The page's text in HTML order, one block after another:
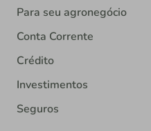
Para seu agronegócio
Conta Corrente
Crédito
Investimentos
Seguros